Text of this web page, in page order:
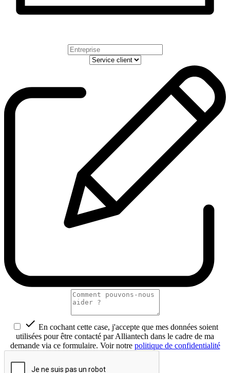
 En cochant cette case, j'accepte que mes données soient
utilisées pour être contacté par Alliantech dans le cadre de ma
demande via ce formulaire. Voir notre politique de confidentialité